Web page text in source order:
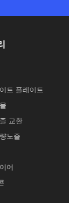
트 플레이트
교환
노즐
어